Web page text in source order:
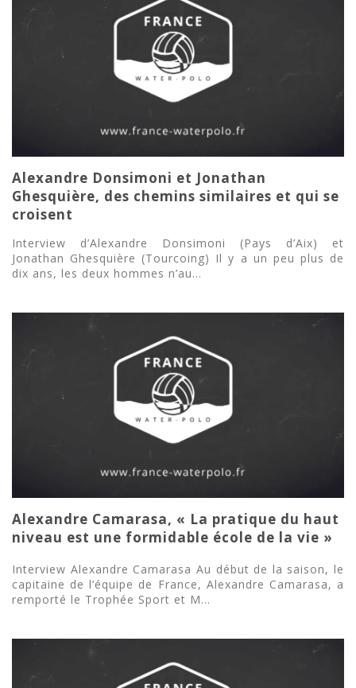
Alexandre Donsimoni et Jonathan
Ghesquière, des chemins similaires et qui se
croisent
Interview d’Alexandre Donsimoni (Pays d’Aix) et
Jonathan Ghesquière (Tourcoing) Il y a un peu plus de
dix ans, les deux hommes n’au...
Alexandre Camarasa, « La pratique du haut
niveau est une formidable école de la vie »
Interview Alexandre Camarasa Au début de la saison, le
capitaine de l’équipe de France, Alexandre Camarasa, a
remporté le Trophée Sport et M...